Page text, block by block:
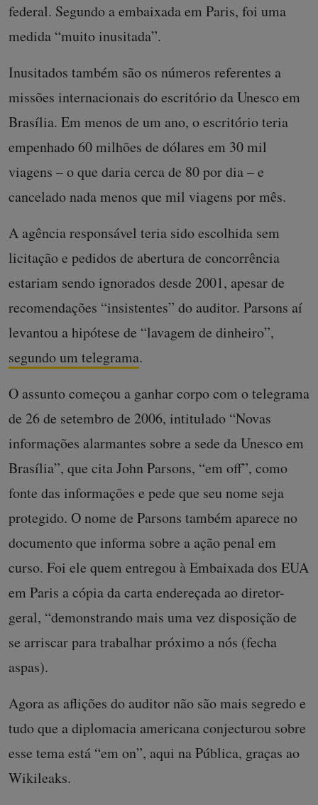
federal. Segundo a embaixada em Paris, foi uma
medida “muito inusitada”.
Inusitados também são os números referentes a
missões internacionais do escritório da Unesco em
Brasília. Em menos de um ano, o escritório teria
empenhado 60 milhões de dólares em 30 mil
viagens – o que daria cerca de 80 por dia – e
cancelado nada menos que mil viagens por mês.
A agência responsável teria sido escolhida sem
licitação e pedidos de abertura de concorrência
estariam sendo ignorados desde 2001, apesar de
recomendações “insistentes” do auditor. Parsons aí
levantou a hipótese de “lavagem de dinheiro”,
segundo um telegrama.
O assunto começou a ganhar corpo com o telegrama
de 26 de setembro de 2006, intitulado “Novas
informações alarmantes sobre a sede da Unesco em
Brasília”, que cita John Parsons, “em off”, como
fonte das informações e pede que seu nome seja
protegido. O nome de Parsons também aparece no
documento que informa sobre a ação penal em
curso. Foi ele quem entregou à Embaixada dos EUA
em Paris a cópia da carta endereçada ao diretor-
geral, “demonstrando mais uma vez disposição de
se arriscar para trabalhar próximo a nós (fecha
aspas).
Agora as aflições do auditor não são mais segredo e
tudo que a diplomacia americana conjecturou sobre
esse tema está “em on”, aqui na Pública, graças ao
Wikileaks.